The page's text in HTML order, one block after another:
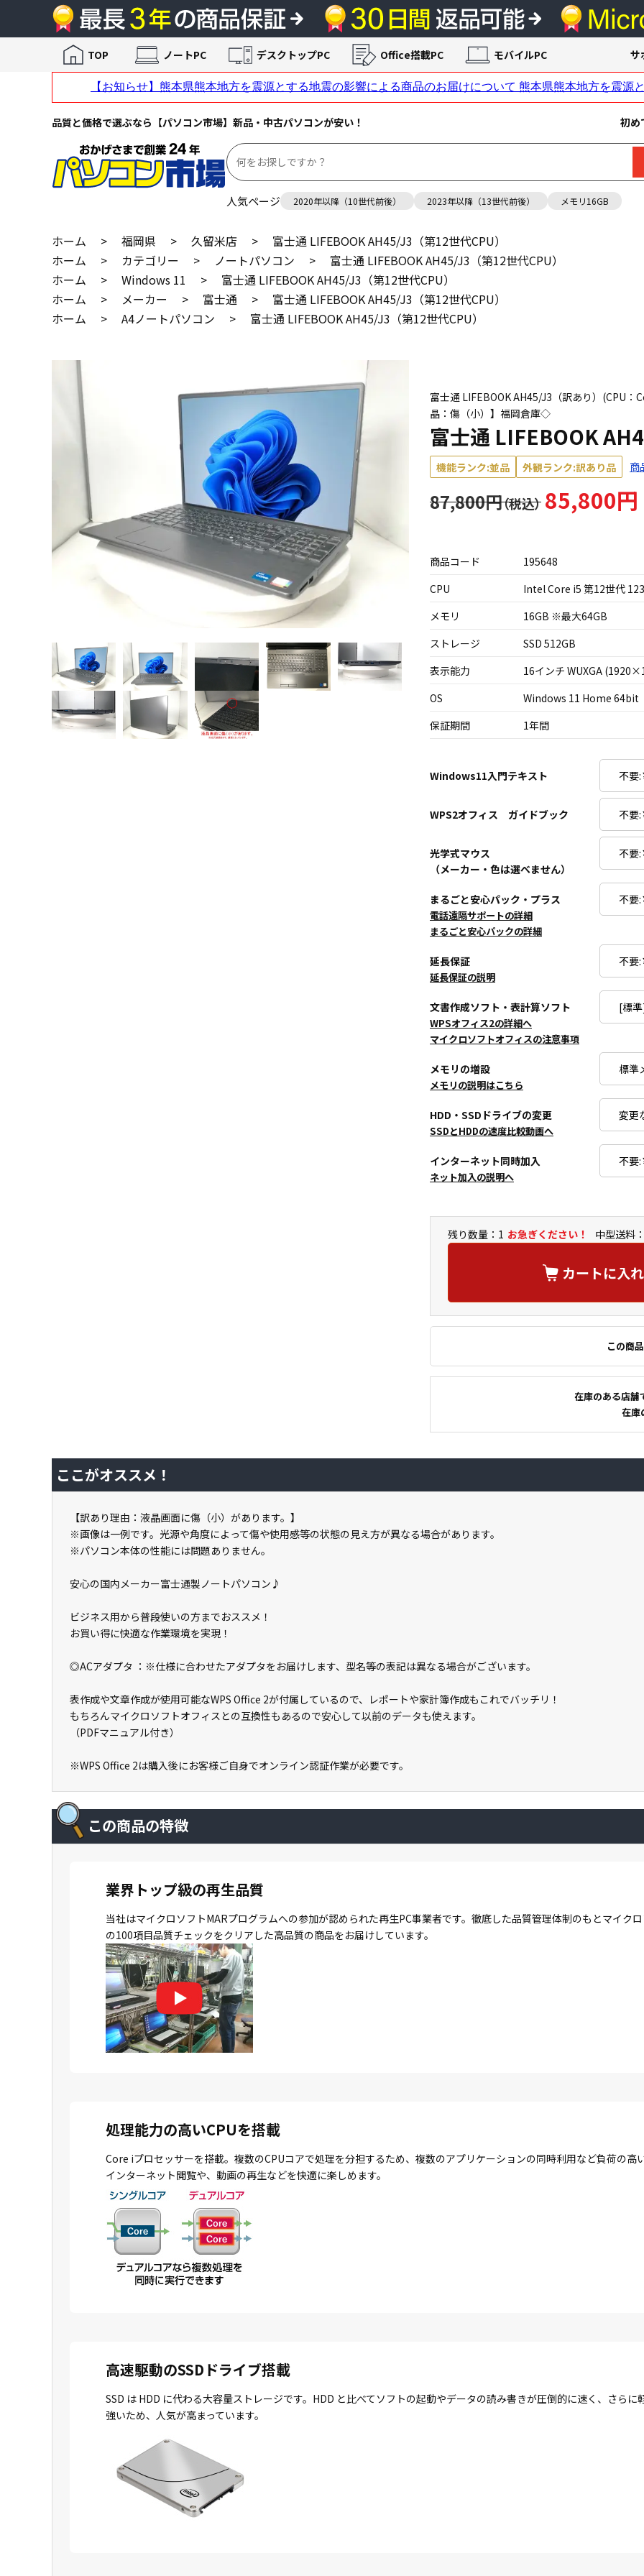
品質と価格で選ぶなら【パソコン市場】新品・中古パソコンが安い！ 初め
人気ページ 2020年以降（10世代前後） 2023年以降（13世代前後） メモリ16GB
TOP ノートPC デスクトップPC Office搭載PC モバイルPC サ
ホーム > 福岡県 > 久留米店 >
富士通 LIFEBOOK AH45/J3（第12世代CPU）
ホーム
> カテゴリー > ノートパソコン >
富士通 LIFEBOOK AH45/J3（第12世代CPU）
ホーム
> Windows 11 >
富士通 LIFEBOOK AH45/J3（第12世代CPU）
ホーム
> メーカー > 富士通 >
富士通 LIFEBOOK AH45/J3（第12世代CPU）
ホーム
> A4ノートパソコン > 富士通 LIFEBOOK AH45/J3（第12世代CPU）
富士通 LIFEBOOK AH45/J3（訳あり）(CPU
晶：傷（小）】福岡倉庫◇
富士通 LIFEBOOK
機能ランク:並品 外観ランク:訳あり品 商
85,800円
87,800円
商品コード
195648
CPU
Intel Core i5 第12世代
メモリ
16GB ※最大64GB
ストレージ
SSD 512GB
表示能力
16インチ WUXGA
OS
Windows 11 Home 64bit
保証期間
1年間
Windows11入門テキスト
WPS2オフィス ガイドブック
光学式マウス
（メーカー・色は選べません）
まるごと安心パック・プラス
電話遠隔サポートの詳細
まるごと安心パックの詳細
延長保証
延長保証の説明
文書作成ソフト・表計算ソフト
WPSオフィス2の詳細へ
マイクロソフトオフィスの注意事項
メモリの増設
メモリの説明はこちら
HDD・SSDドライブの変更
SSDとHDDの速度比較動画へ
インターネット同時加入
ネット加入の説明へ
残り数量：1 お急ぎください！ 中型送料
カートに入
この商
在庫のある店舗
在庫
ここがオススメ！
【訳あり理由：液晶画面に傷（小）があります。】
※画像は一例です。光源や角度によって傷や使用感等の状態の見え方が異なる場合があります。
※パソコン本体の性能には問題ありません。
安心の国内メーカー富士通製ノートパソコン♪
ビジネス用から普段使いの方までおススメ！
お買い得に快適な作業環境を実現！
◎ACアダプタ ：※仕様に合わせたアダプタをお届けします、型名等の表記は異なる場合がございます。
表作成や文章作成が使用可能なWPS Office 2が付属しているので、レポートや家計簿作成もこれでバッチリ！
もちろんマイクロソフトオフィスとの互換性もあるので安心して以前のデータも使えます。
（PDFマニュアル付き）
※WPS Office 2は購入後にお客様ご自身でオンライン認証作業が必要です。
この商品の特徴
業界トップ級の再生品質
当社はマイクロソフトMARプログラムへの参加が認められた再生PC事業者です。徹底した品質管理体制のもとマイク
の100項目品質チェックをクリアした高品質の商品をお届けしています。
処理能力の高いCPUを搭載
Core iプロセッサーを搭載。複数のCPUコアで処理を分担するため、複数のアプリケーションの同時利用など負荷の高
インターネット閲覧や、動画の再生などを快適に楽しめます。
高速駆動のSSDドライブ搭載
SSD は HDD に代わる大容量ストレージです。HDD と比べてソフトの起動やデータの読み書きが圧倒的に速く、さら
強いため、人気が高まっています。